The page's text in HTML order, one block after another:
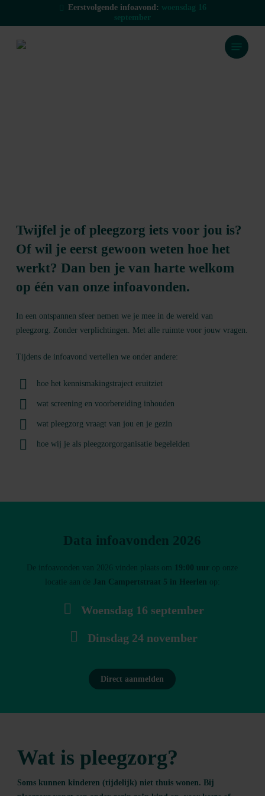
content
Eerstvolgende infoavond: woensdag 16
september
Menu
Twijfel je of pleegzorg iets voor jou is?
Of wil je eerst gewoon weten hoe het
werkt? Dan ben je van harte welkom
op één van onze infoavonden.
In een ontspannen sfeer nemen we je mee in de wereld van
pleegzorg. Zonder verplichtingen. Met alle ruimte voor jouw vragen.
Tijdens de infoavond vertellen we onder andere:
hoe het kennismakingstraject eruitziet
wat screening en voorbereiding inhouden
wat pleegzorg vraagt van jou en je gezin
hoe wij je als pleegzorgorganisatie begeleiden
Data infoavonden 2026
De infoavonden van 2026 vinden plaats om 19:00 uur op onze
locatie aan de Jan Campertstraat 5 in Heerlen op:
Woensdag 16 september
Dinsdag 24 november
Direct aanmelden
Wat is pleegzorg?
Soms kunnen kinderen (tijdelijk) niet thuis wonen. Bij